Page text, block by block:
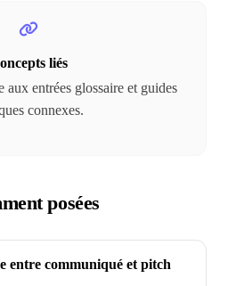
liés
aux entrées glossaire et guides
connexes.
posées
entre communiqué et pitch